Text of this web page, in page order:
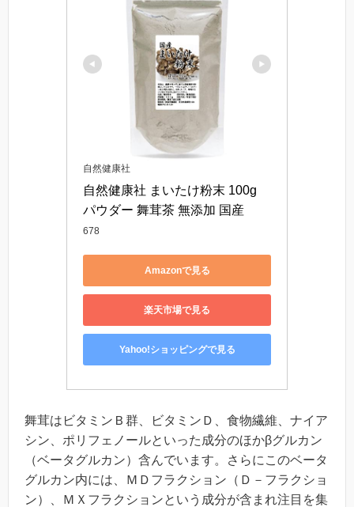
自然健康社
自然健康社 まいたけ粉末 100g
パウダー 舞茸茶 無添加 国産
678
Amazonで見る
楽天市場で見る
Yahoo!ショッピングで見る
舞茸はビタミンＢ群、ビタミンＤ、食物繊維、ナイア
シン、ポリフェノールといった成分のほかβグルカン
（ベータグルカン）含んでいます。さらにこのベータ
グルカン内には、ＭＤフラクション（Ｄ－フラクショ
ン）、ＭＸフラクションという成分が含まれ注目を集